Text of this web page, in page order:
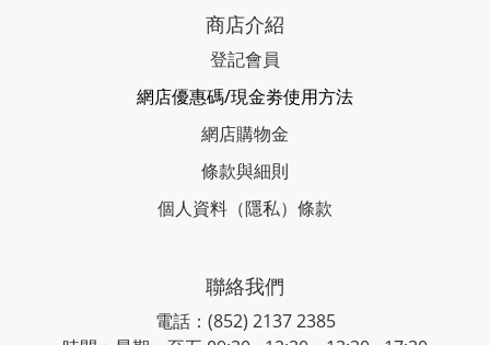
商店介紹
登記會員
網店優惠碼/現金劵使用方法
網店購物金
條款與細則
個人資料（隱私）條款
聯絡我們
電話：(852) 2137 2385